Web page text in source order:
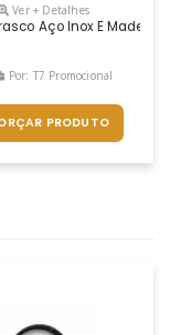
garfo
Ver + Detalhes
Aço Inox E Madeira
Por: T7 Promocional
PRODUTO